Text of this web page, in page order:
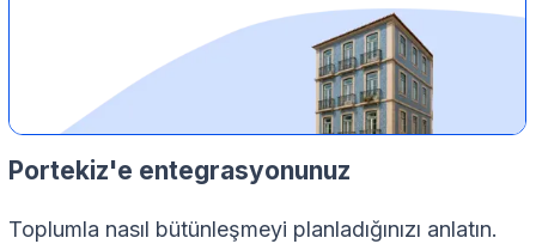
Portekiz'e entegrasyonunuz
Toplumla nasıl bütünleşmeyi planladığınızı anlatın.